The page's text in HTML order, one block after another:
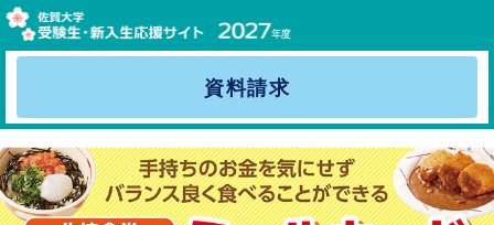
資料請求
受験生・保護者の方へ
新入生サポートセンター（お部屋探し特設窓口）
入学準備説明会 (来場対面式 or オンラインWEB形式)